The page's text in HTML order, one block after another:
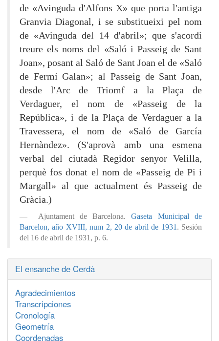
de «Avinguda d'Alfons X» que porta l'antiga
Granvia Diagonal, i se substitueixi pel nom
de «Avinguda del 14 d'abril»; que s'acordi
treure els noms del «Saló i Passeig de Sant
Joan», posant al Saló de Sant Joan el de «Saló
de Fermí Galan»; al Passeig de Sant Joan,
desde l'Arc de Triomf a la Plaça de
Verdaguer, el nom de «Passeig de la
República», i de la Plaça de Verdaguer a la
Travessera, el nom de «Saló de García
Hernàndez». (S'aprovà amb una esmena
verbal del ciutadà Regidor senyor Velilla,
perquè fos donat el nom de «Passeig de Pi i
Margall» al que actualment és Passeig de
Gràcia.)
Ajuntament de Barcelona.Gaseta Municipal de
Barcelon, año XVIII, num 2, 20 de abril de 1931 . Sesión
del 16 de abril de 1931, p. 6.
El ensanche de Cerdà
Agradecimientos
Transcripciones
Cronología
Geometría
Coordenadas